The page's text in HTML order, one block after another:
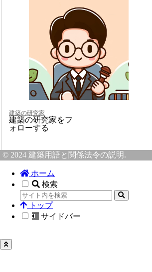
建築の研究家
建築の研究家をフ
ォローする
© 2024 建築用語と関係法令の説明.
ホーム
検索
トップ
サイドバー